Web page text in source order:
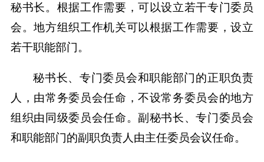
秘书长。根据工作需要，可以设立若干专门委员
会。地方组织工作机关可以根据工作需要，设立
若干职能部门。
秘书长、专门委员会和职能部门的正职负责
人，由常务委员会任命，不设常务委员会的地方
组织由同级委员会任命。副秘书长、专门委员会
和职能部门的副职负责人由主任委员会议任命。